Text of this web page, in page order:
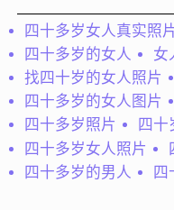
@一生一世：我：一个
退休。自尊、自爱、自
士，若有缘相识 、相知
携手共渡美好时光！非
一
61
寻
四十多岁女人真实照
四十多岁的女人
女
找四十岁的女人照片
四十多岁的女人图片
四十多岁照片
四十
四十多岁女人照片
四十多岁的男人
四